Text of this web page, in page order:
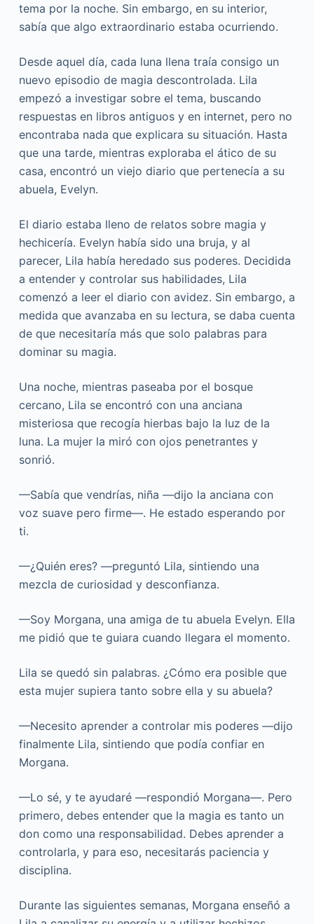
tema por la noche. Sin embargo, en su interior,
sabía que algo extraordinario estaba ocurriendo.
Desde aquel día, cada luna llena traía consigo un
nuevo episodio de magia descontrolada. Lila
empezó a investigar sobre el tema, buscando
respuestas en libros antiguos y en internet, pero no
encontraba nada que explicara su situación. Hasta
que una tarde, mientras exploraba el ático de su
casa, encontró un viejo diario que pertenecía a su
abuela, Evelyn.
El diario estaba lleno de relatos sobre magia y
hechicería. Evelyn había sido una bruja, y al
parecer, Lila había heredado sus poderes. Decidida
a entender y controlar sus habilidades, Lila
comenzó a leer el diario con avidez. Sin embargo, a
medida que avanzaba en su lectura, se daba cuenta
de que necesitaría más que solo palabras para
dominar su magia.
Una noche, mientras paseaba por el bosque
cercano, Lila se encontró con una anciana
misteriosa que recogía hierbas bajo la luz de la
luna. La mujer la miró con ojos penetrantes y
sonrió.
—Sabía que vendrías, niña —dijo la anciana con
voz suave pero firme—. He estado esperando por
ti.
—¿Quién eres? —preguntó Lila, sintiendo una
mezcla de curiosidad y desconfianza.
—Soy Morgana, una amiga de tu abuela Evelyn. Ella
me pidió que te guiara cuando llegara el momento.
Lila se quedó sin palabras. ¿Cómo era posible que
esta mujer supiera tanto sobre ella y su abuela?
—Necesito aprender a controlar mis poderes —dijo
finalmente Lila, sintiendo que podía confiar en
Morgana.
—Lo sé, y te ayudaré —respondió Morgana—. Pero
primero, debes entender que la magia es tanto un
don como una responsabilidad. Debes aprender a
controlarla, y para eso, necesitarás paciencia y
disciplina.
Durante las siguientes semanas, Morgana enseñó a